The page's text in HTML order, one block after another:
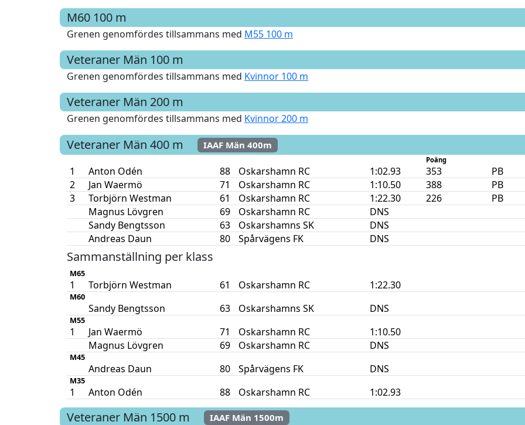
M60 100 m
Grenen genomfördes tillsammans med M55 100 m
Veteraner Män 100 m
Grenen genomfördes tillsammans med Kvinnor 100 m
Veteraner Män 200 m
Grenen genomfördes tillsammans med Kvinnor 200 m
Veteraner Män 400 m IAAF Män 400m
Poäng
1 Anton Odén 88 Oskarshamn RC 1:02.93 353
PB
2
Jan Waermö 71 Oskarshamn RC 1:10.50 388
PB
3
Torbjörn Westman 61 Oskarshamn RC 1:22.30 226
PB
Magnus Lövgren
69 Oskarshamn RC
DNS
Sandy Bengtsson
63 Oskarshamns SK
DNS
Andreas Daun
80 Spårvägens FK DNS
Sammanställning per klass
M65
1 Torbjörn Westman 61 Oskarshamn RC 1:22.30
M60
Sandy Bengtsson 63 Oskarshamns SK DNS
M55
1 Jan Waermö 71 Oskarshamn RC
1:10.50
Magnus Lövgren
69 Oskarshamn RC DNS
M45
Andreas Daun 80 Spårvägens FK DNS
M35
1 Anton Odén 88 Oskarshamn RC 1:02.93
Veteraner Män 1500 m IAAF Män 1500m